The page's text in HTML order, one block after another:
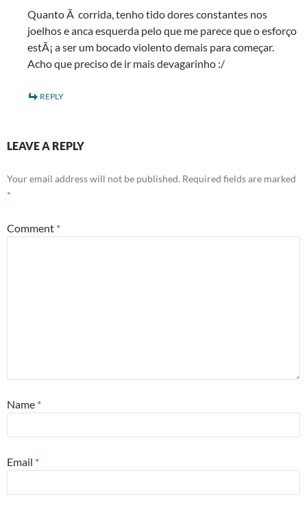
Quanto Ã corrida, tenho tido dores constantes nos
joelhos e anca esquerda pelo que me parece que o esforço
estÃ¡ a ser um bocado violento demais para começar.
Acho que preciso de ir mais devagarinho :/
REPLY
LEAVE A REPLY
Your email address will not be published. Required fields are marked
*
Comment *
Name *
Email *